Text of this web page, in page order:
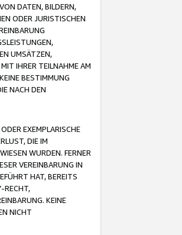
DATEN, BILDERN,
ODER JURISTISCHEN
UMSÄTZEN,
IHRER TEILNAHME AM
BESTIMMUNG
NACH DEN
EXEMPLARISCHE
DIE IM
WURDEN. FERNER
VEREINBARUNG IN
HAT, BEREITS
RECHT,
KEINE
NICHT